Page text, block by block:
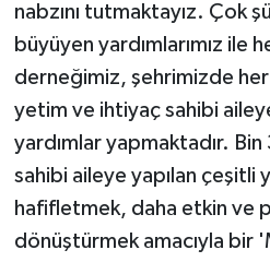
nabzını tutmaktayız. Çok
büyüyen yardımlarımız ile
derneğimiz, şehrimizde
yetim ve ihtiyaç sahibi
yardımlar yapmaktadır.
sahibi aileye yapılan çeşitli
hafifletmek, daha etkin ve
dönüştürmek amacıyla bir